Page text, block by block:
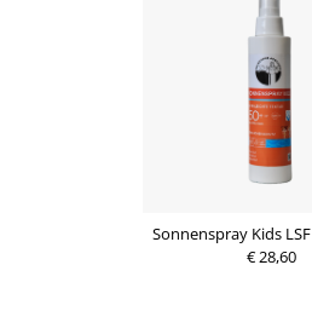
Sonnenspray Kids
€ 28,60